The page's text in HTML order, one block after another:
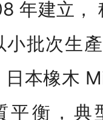
年建立，
小批次生
日本橡木
平衡，典